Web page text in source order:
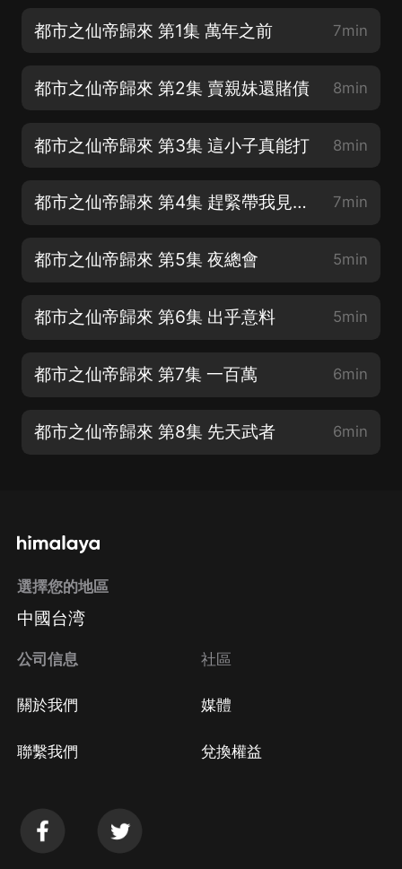
都市之仙帝歸來 第1集 萬年之前 7min
都市之仙帝歸來 第2集 賣親妹還賭債 8min
都市之仙帝歸來 第3集 這小子真能打 8min
都市之仙帝歸來 第4集 趕緊帶我見洪爺 7min
都市之仙帝歸來 第5集 夜總會 5min
都市之仙帝歸來 第6集 出乎意料 5min
都市之仙帝歸來 第7集 一百萬 6min
都市之仙帝歸來 第8集 先天武者 6min
選擇您的地區
中國台湾
公司信息
關於我們
聯繫我們
社區
媒體
兌換權益